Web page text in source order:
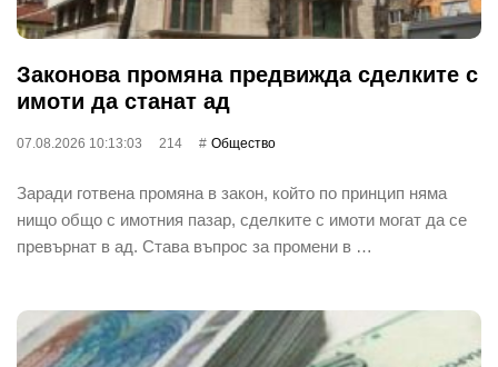
Законова промяна предвижда сделките с
имоти да станат ад
07.08.2026 10:13:03 214 Общество
Заради готвена промяна в закон, който по принцип няма
нищо общо с имотния пазар, сделките с имоти могат да се
превърнат в ад. Става въпрос за промени в …